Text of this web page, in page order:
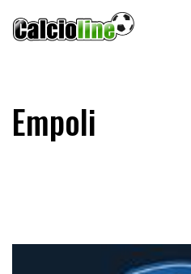
Empoli